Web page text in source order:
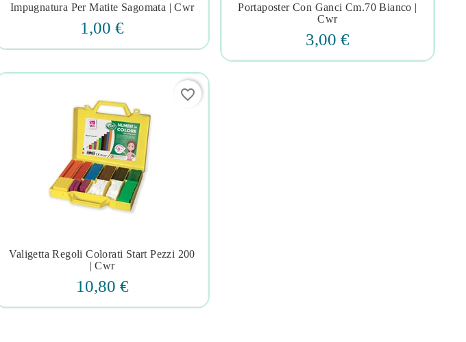
Impugnatura Per Matite Sagomata | Cwr
1,00 €
 
Portaposter Con Ganci Cm.70 Bianco |
Cwr
3,00 €
 
Valigetta Regoli Colorati Start Pezzi 200
| Cwr
10,80 €
favorite_border